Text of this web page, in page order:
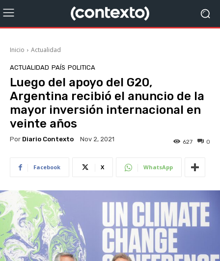
Inicio Actualidad
ACTUALIDAD PAÍS POLITICA
Luego del apoyo del G20,
Argentina recibió el anuncio de la
mayor inversión internacional en
veinte años
Por Diario Contexto Nov 2, 2021 0
627
Facebook X WhatsApp